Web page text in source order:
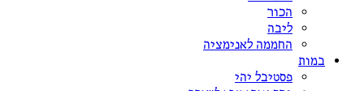
הכור
ליבה
החממה לאנימציה
במות
פסטיבל יהי